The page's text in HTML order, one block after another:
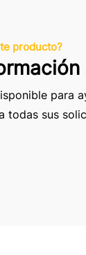
producto?
para
todas sus